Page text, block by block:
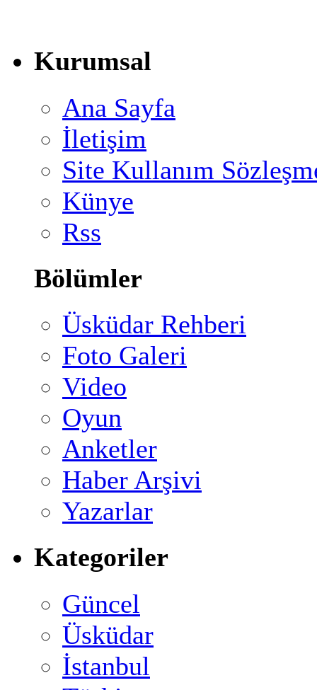
Kurumsal
Ana Sayfa
İletişim
Site Kullanım
Künye
Rss
Bölümler
Üsküdar Rehberi
Foto Galeri
Video
Oyun
Anketler
Haber Arşivi
Yazarlar
Kategoriler
Güncel
Üsküdar
İstanbul